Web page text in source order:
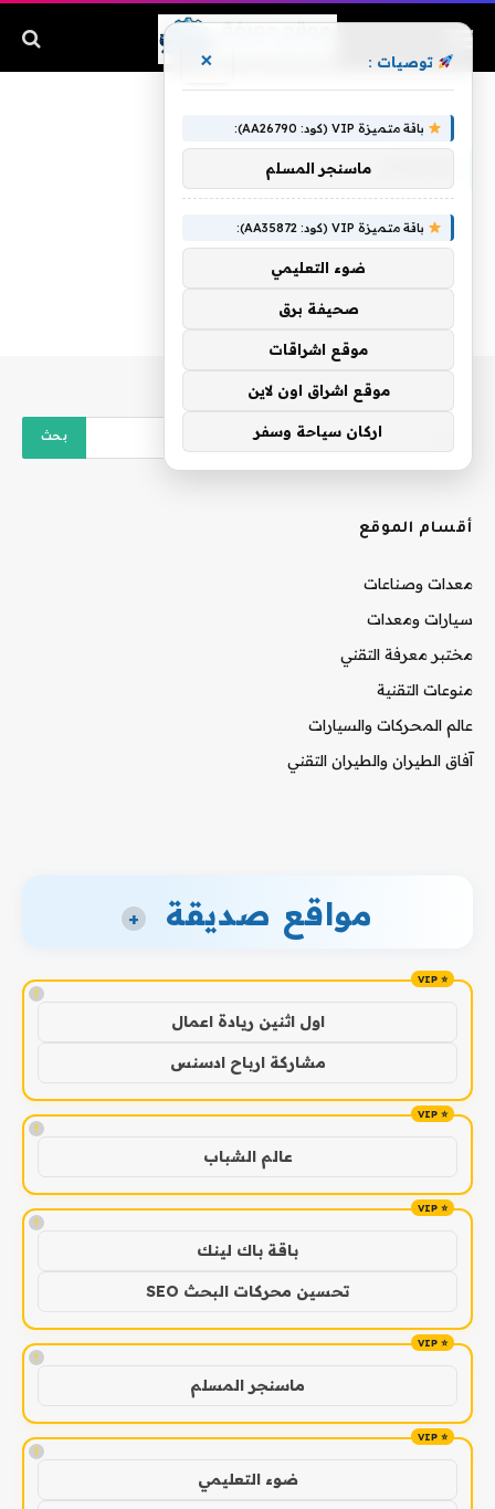
أقسام الموقع
معدات وصناعات
سيارات ومعدات
مختبر معرفة التقني
منوعات التقنية
عالم المحركات والسيارات
آفاق الطيران والطيران التقني
مواقع صديقة +
!
اول اثنين ريادة اعمال
مشاركة ارباح ادسنس
!
عالم الشباب
!
باقة باك لينك
تحسين محركات البحث SEO
!
ماسنجر المسلم
!
ضوء التعليمي
توصيات : ×
باقة متميزة VIP (كود: AA26790):
ماسنجر المسلم
باقة متميزة VIP (كود: AA35872):
ضوء التعليمي
صحيفة برق
موقع اشراقات
موقع اشراق اون لاين
اركان سياحة وسفر